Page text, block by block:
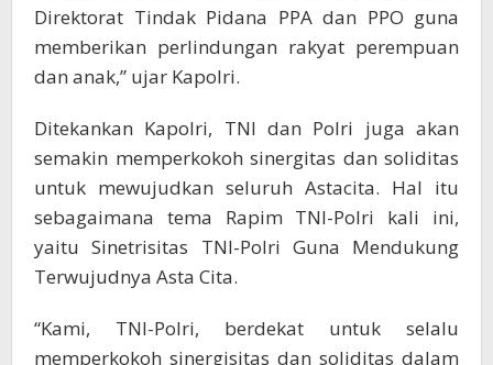
Direktorat Tindak Pidana PPA dan PPO guna
memberikan perlindungan rakyat perempuan
dan anak,” ujar Kapolri.
Ditekankan Kapolri, TNI dan Polri juga akan
semakin memperkokoh sinergitas dan soliditas
untuk mewujudkan seluruh Astacita. Hal itu
sebagaimana tema Rapim TNI-Polri kali ini,
yaitu Sinetrisitas TNI-Polri Guna Mendukung
Terwujudnya Asta Cita.
“Kami, TNI-Polri, berdekat untuk selalu
memperkokoh sinergisitas dan soliditas dalam